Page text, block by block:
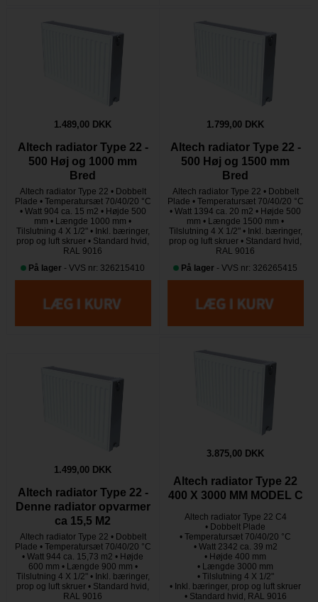
1.489,00 DKK
Altech radiator Type 22 -
500 Høj og 1000 mm
Bred
Altech radiator Type 22 • Dobbelt
Plade • Temperatursæt 70/40/20 °C
• Watt 904 ca. 15 m2 • Højde 500
mm • Længde 1000 mm •
Tilslutning 4 X 1/2" • Inkl. bæringer,
prop og luft skruer • Standard hvid,
RAL 9016
På lager - VVS nr: 326215410
1.799,00 DKK
Altech radiator Type 22 -
500 Høj og 1500 mm
Bred
Altech radiator Type 22 • Dobbelt
Plade • Temperatursæt 70/40/20 °C
• Watt 1394 ca. 20 m2 • Højde 500
mm • Længde 1500 mm •
Tilslutning 4 X 1/2" • Inkl. bæringer,
prop og luft skruer • Standard hvid,
RAL 9016
På lager - VVS nr: 326265415
1.499,00 DKK
Altech radiator Type 22 -
Denne radiator opvarmer
ca 15,5 M2
Altech radiator Type 22 • Dobbelt
Plade • Temperatursæt 70/40/20 °C
• Watt 944 ca. 15,73 m2 • Højde
600 mm • Længde 900 mm •
Tilslutning 4 X 1/2" • Inkl. bæringer,
prop og luft skruer • Standard hvid,
RAL 9016
3.875,00 DKK
Altech radiator Type 22
400 X 3000 MM MODEL C
Altech radiator Type 22 C4
• Dobbelt Plade
• Temperatursæt 70/40/20 °C
• Watt 2342 ca. 39 m2
• Højde 400 mm
• Længde 3000 mm
• Tilslutning 4 X 1/2"
• Inkl. bæringer, prop og luft skruer
• Standard hvid, RAL 9016